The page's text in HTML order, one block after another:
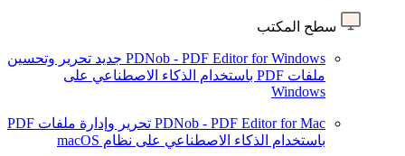
سطح المكتب
PDNob - PDF Editor for Windows جديد تحرير وتحسين
ملفات PDF باستخدام الذكاء الاصطناعي على
Windows
PDNob - PDF Editor for Mac
تحرير وإدارة ملفات PDF
باستخدام الذكاء الاصطناعي على نظام macOS